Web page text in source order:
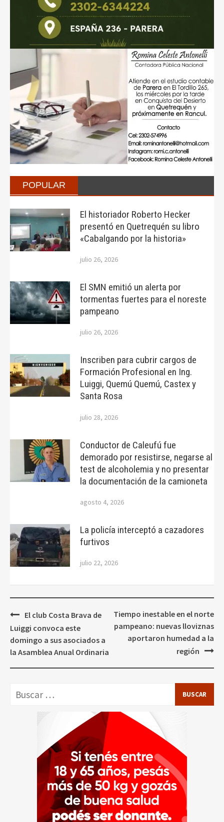
POPULAR
El historiador Roberto Hecker
presentó en Quetrequén su libro
«Cabalgando por la historia»
julio 26, 2026
El SMN emitió un alerta por
tormentas fuertes para el noreste
pampeano
julio 26, 2026
Inscriben para cubrir cargos de
Formación Profesional en Ing.
Luiggi, Quemú Quemú, Castex y
Santa Rosa
julio 28, 2026
Conductor de Caleufú fue
demorado por resistirse, negarse al
test de alcoholemia y no presentar
la documentación de la camioneta
agosto 4, 2026
La policía interceptó a cazadores
furtivos
julio 22, 2026
Navegación
de
entradas
El club Costa Brava de
Luiggi convoca este
domingo a sus asociados a
la Asamblea Anual Ordinaria
Tiempo inestable en el norte
pampeano: nuevas lloviznas
aportaron humedad a la
región
Buscar: